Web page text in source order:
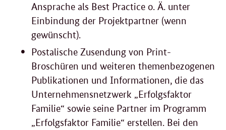
Ansprache als Best Practice o. Ä. unter
Einbindung der Projektpartner (wenn
gewünscht).
Postalische Zusendung von Print-
Broschüren und weiteren themenbezogenen
Publikationen und Informationen, die das
Unternehmensnetzwerk „Erfolgsfaktor
Familie“ sowie seine Partner im Programm
„Erfolgsfaktor Familie“ erstellen. Bei den